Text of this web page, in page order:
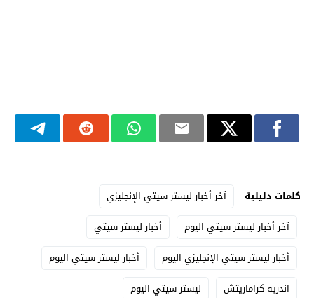
كلمات دليلية
آخر أخبار ليستر سيتي الإنجليزي
آخر أخبار ليستر سيتي اليوم
أخبار ليستر سيتي
أخبار ليستر سيتي الإنجليزي اليوم
أخبار ليستر سيتي اليوم
اندريه كراماريتش
ليستر سيتي اليوم